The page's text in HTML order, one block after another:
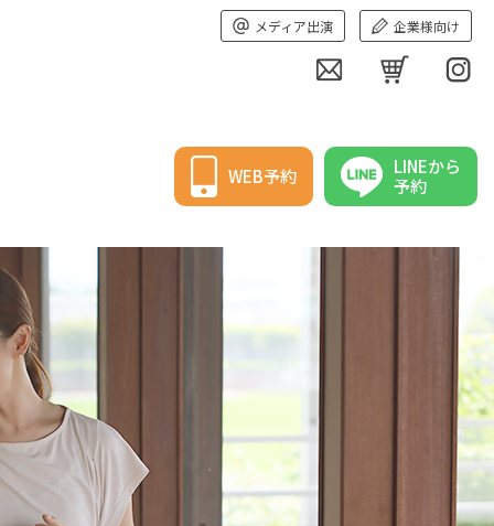
メディア出演 企業様向け
WEB予約
LINEから
予約